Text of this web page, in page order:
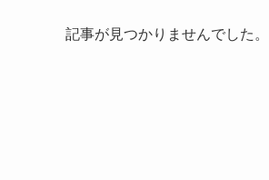
記事が見つかりませんでした。